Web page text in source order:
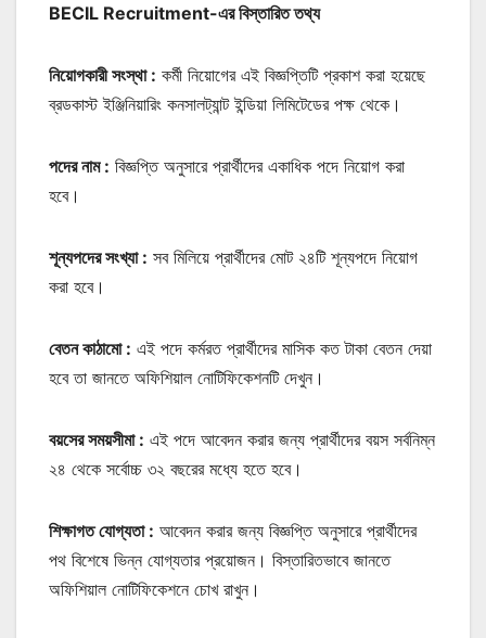
BECIL Recruitment-এর বিস্তারিত তথ্য
নিয়োগকারী সংস্থা : কর্মী নিয়োগের এই বিজ্ঞপ্তিটি প্রকাশ করা হয়েছে
ব্রডকাস্ট ইঞ্জিনিয়ারিং কনসালট্যান্ট ইন্ডিয়া লিমিটেডের পক্ষ থেকে।
পদের নাম : বিজ্ঞপ্তি অনুসারে প্রার্থীদের একাধিক পদে নিয়োগ করা
হবে।
শূন্যপদের সংখ্যা : সব মিলিয়ে প্রার্থীদের মোট ২৪টি শূন্যপদে নিয়োগ
করা হবে।
বেতন কাঠামো : এই পদে কর্মরত প্রার্থীদের মাসিক কত টাকা বেতন দেয়া
হবে তা জানতে অফিশিয়াল নোটিফিকেশনটি দেখুন।
বয়সের সময়সীমা : এই পদে আবেদন করার জন্য প্রার্থীদের বয়স সর্বনিম্ন
২৪ থেকে সর্বোচ্চ ৩২ বছরের মধ্যে হতে হবে।
শিক্ষাগত যোগ্যতা : আবেদন করার জন্য বিজ্ঞপ্তি অনুসারে প্রার্থীদের
পথ বিশেষে ভিন্ন যোগ্যতার প্রয়োজন। বিস্তারিতভাবে জানতে
অফিশিয়াল নোটিফিকেশনে চোখ রাখুন।